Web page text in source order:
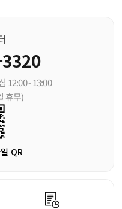
12:00 - 13:00
휴무)
QR